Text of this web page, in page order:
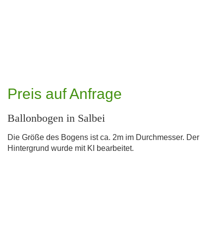
Preis auf Anfrage
Ballonbogen in Salbei
Die Größe des Bogens ist ca. 2m im Durchmesser. Der
Hintergrund wurde mit KI bearbeitet.